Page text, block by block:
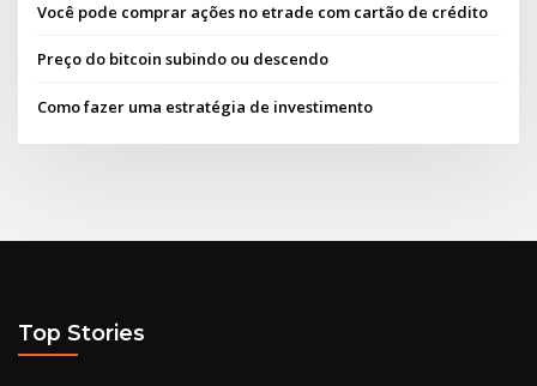
Você pode comprar ações no etrade com cartão de crédito
Preço do bitcoin subindo ou descendo
Como fazer uma estratégia de investimento
Top Stories